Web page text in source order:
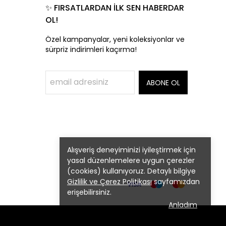
Alışveriş deneyiminizi iyileştirmek için
yasal düzenlemelere uygun çerezler
(cookies) kullanıyoruz. Detaylı bilgiye
Gizlilik ve Çerez Politikasısayfamızdan
erişebilirsiniz.
Anladım
✨ FIRSATLARDAN İLK SEN HABERDAR
OL!
Özel kampanyalar, yeni koleksiyonlar ve
sürpriz indirimleri kaçırma!
ABONE OL